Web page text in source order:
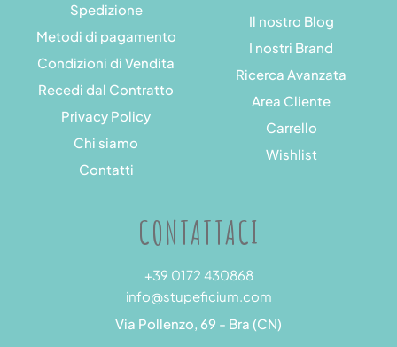
Spedizione
Metodi di pagamento
Condizioni di Vendita
Recedi dal Contratto
Privacy Policy
Chi siamo
Contatti
Il nostro Blog
I nostri Brand
Ricerca Avanzata
Area Cliente
Carrello
Wishlist
CONTATTACI
+39 0172 430868
info@stupeficium.com
Via Pollenzo, 69 - Bra (CN)